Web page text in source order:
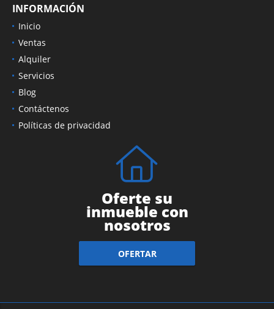
INFORMACIÓN
Inicio
Ventas
Alquiler
Servicios
Blog
Contáctenos
Políticas de privacidad
Oferte su
inmueble con
nosotros
OFERTAR